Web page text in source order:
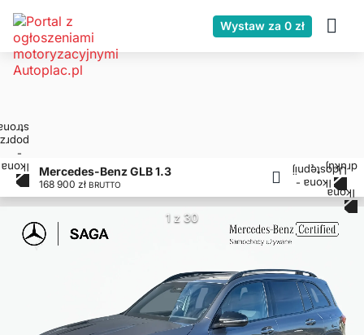
Wystaw za 0 zł
Mercedes-Benz GLB 1.3
168 900 zł BRUTTO
1 z 30